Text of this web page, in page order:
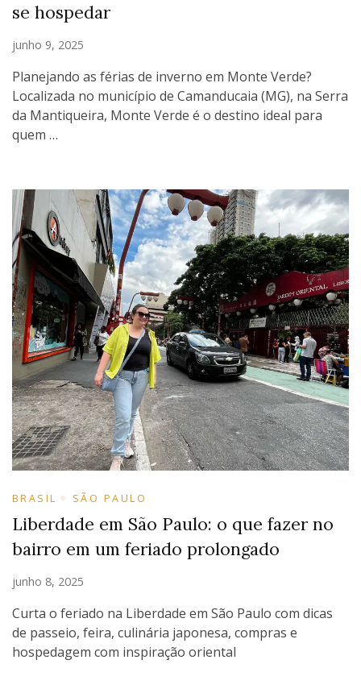
se hospedar
junho 9, 2025
Planejando as férias de inverno em Monte Verde?
Localizada no município de Camanducaia (MG), na Serra
da Mantiqueira, Monte Verde é o destino ideal para
quem …
BRASIL SÃO PAULO
Liberdade em São Paulo: o que fazer no
bairro em um feriado prolongado
junho 8, 2025
Curta o feriado na Liberdade em São Paulo com dicas
de passeio, feira, culinária japonesa, compras e
hospedagem com inspiração oriental